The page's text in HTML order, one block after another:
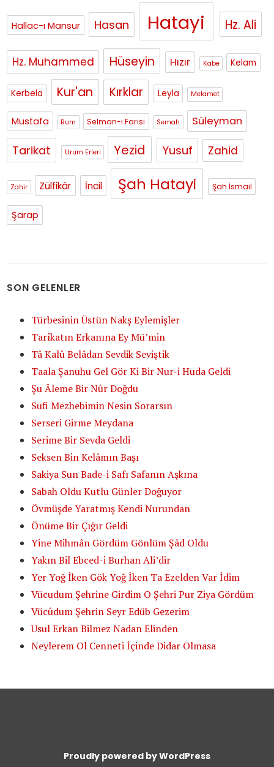
Hallac-ı Mansur Hasan Hatayi Hz. Ali
Hz. Muhammed Hüseyin Hızır Kabe Kelam
Kerbela Kur'an Kırklar Leyla Melamet
Mustafa Rum Selman-ı Farisi Semah Süleyman
Tarikat Urum Erleri Yezid Yusuf Zahid
Zahir Zülfikâr İncil Şah Hatayi Şah İsmail
Şarap
SON GELENLER
Türbesinin Üstün Nakş Eylemişler
Tarîkatın Erkanına Ey Mü’min
Tâ Kalû Belâdan Sevdik Seviştik
Taala Şanuhu Gel Gör Ki Bir Nur-i Huda Geldi
Şu Âleme Bir Nûr Doğdu
Sufi Mezhebimin Nesin Sorarsın
Serseri Girme Meydana
Serime Bir Sevda Geldi
Seksen Bin Kelâmın Başı
Sakiya Sun Bade-i Safı Safanın Aşkına
Sabah Oldu Kutlu Günler Doğuyor
Övmüşde Yaratmış Kendi Nurundan
Önüme Bir Çığır Geldi
Yine Mihmân Gördüm Gönlüm Şâd Oldu
Yakın Bil Ebced-i Burhan Ali’dir
Yer Yoğ İken Gök Yoğ İken Ta Ezelden Var İdim
Vücudum Şehrine Girdim O Şehri Pur Ziya Gördüm
Vücûdum Şehrin Seyr Edüb Gezerim
Usul Erkan Bilmez Nadan Elinden
Neylerem Ol Cenneti İçinde Didar Olmasa
Proudly powered by WordPress